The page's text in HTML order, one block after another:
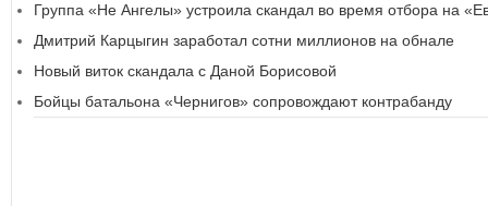
Группа «Не Ангелы» устроила скандал во время отбора на
Дмитрий Карцыгин заработал сотни миллионов на обнале
Новый виток скандала с Даной Борисовой
Бойцы батальона «Чернигов» сопровождают контрабанду